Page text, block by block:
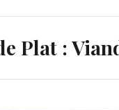
Plat :